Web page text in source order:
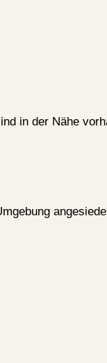
in der Nähe